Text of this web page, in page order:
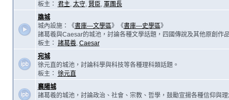
板主： 君主, 太守, 賢臣, 軍團長
譙城
城內設施：《書庫---文學區》《書庫---史學區》
諸葛羲與Caesar的城池，討論各種文學話題，四國傳說及其他原創作
板主： 諸葛羲, Caesar
宛城
徐元直的城池，討論科學與科技等各種理科類話題。
板主： 徐元直
襄陽城
諸葛羲的城池，討論政治、社會、宗教、哲學，鼓勵宣揚各種信仰與理